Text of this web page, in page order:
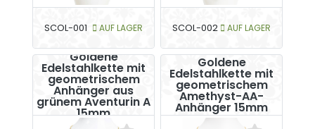
SCOL-001 AUF LAGER SCOL-002 AUF LAGER
Goldene
Edelstahlkette mit
geometrischem
Anhänger aus
grünem Aventurin A
15mm
Goldene
Edelstahlkette mit
geometrischem
Amethyst-AA-
Anhänger 15mm